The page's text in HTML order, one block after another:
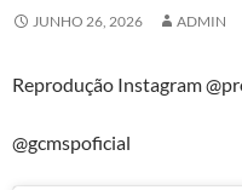
JUNHO 26, 2026 ADMIN
Reprodução Instagram
@gcmspoficial